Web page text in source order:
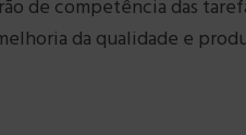
de competência das
da qualidade e